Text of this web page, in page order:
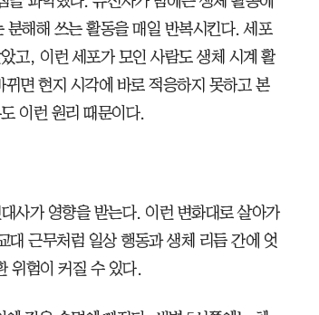
해해 쓰는 활동을 매일 반복시킨다. 세포
고, 이런 세포가 모인 사람도 생체 시계 활
면 현지 시각에 바로 적응하지 못하고 본
이런 원리 때문이다.
사가 영향을 받는다. 이런 변화대로 살아가
근무처럼 일상 행동과 생체 리듬 간에 엇
위험이 커질 수 있다.